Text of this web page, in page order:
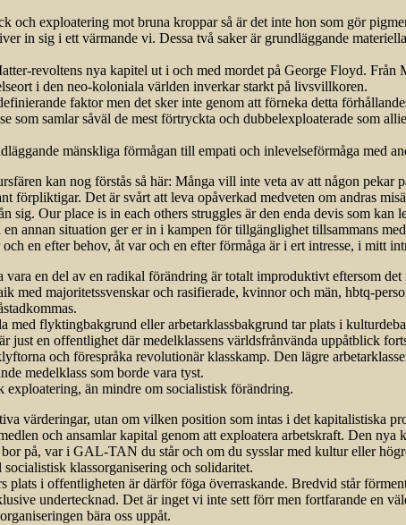
och exploatering mot bruna kroppar så är det inte hon som gör
in sig i ett värmande vi. Dessa två saker är grundläggande
revoltens nya kapitel ut i och med mordet på George Floyd.
i den neo-koloniala världen inverkar starkt på livsvillkoren.
faktor men det sker inte genom att förneka detta
samlar såväl de mest förtryckta och dubbelexploaterade som
mänskliga förmågan till empati och inlevelseförmåga med
kan nog förstås så här: Många vill inte veta av att någon pekar
förpliktigar. Det är svårt att leva opåverkad medveten om andras
sig. Our place is in each others struggles är den enda devis som kan
annan situation ger er in i kampen för tillgänglighet tillsammans
en efter behov, åt var och en efter förmåga är i ert intresse, i mitt
en del av en radikal förändring är totalt improduktivt eftersom
med majoritetssvenskar och rasifierade, kvinnor och män, hbtq-
flyktingbakgrund eller arbetarklassbakgrund tar plats i
just en offentlighet där medelklassens världsfrånvända uppåtblick
och förespråka revolutionär klasskamp. Den lägre
medelklass som borde vara tyst.
än mindre om socialistisk förändring.
värderingar, utan om vilken position som intas i det kapitalistiska
och ansamlar kapital genom att exploatera arbetskraft. Den nya
på, var i GAL-TAN du står och om du sysslar med kultur eller
klassorganisering och solidaritet.
plats i offentligheten är därför föga överraskande. Bredvid står
undertecknad. Det är inget vi inte sett förr men fortfarande en
bära oss uppåt.